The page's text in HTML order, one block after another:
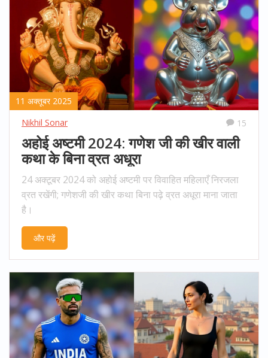
11 अक्तूबर 2025
Nikhil Sonar
15
अहोई अष्टमी 2024: गणेश जी की खीर वाली
कथा के बिना व्रत अधूरा
24 अक्टूबर 2024 को अहोई अष्टमी पर विवाहित महिलाएँ निरजला
व्रत रखेंगी; गणेशजी की खीर कथा बिना पढ़े व्रत अधूरा माना जाता
है।
और पढ़ें